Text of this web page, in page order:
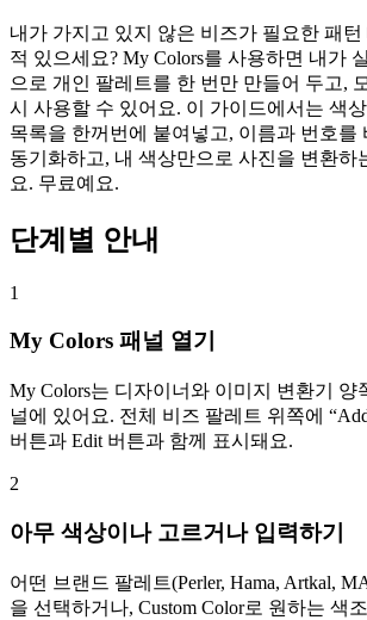
내가 가지고 있지 않은 비즈가 필요한 패턴
적 있으세요? My Colors를 사용하면 내가
으로 개인 팔레트를 한 번만 만들어 두고,
시 사용할 수 있어요. 이 가이드에서는 색
목록을 한꺼번에 붙여넣고, 이름과 번호를
동기화하고, 내 색상만으로 사진을 변환하
요. 무료예요.
단계별 안내
1
My Colors 패널 열기
My Colors는 디자이너와 이미지 변환기 양
널에 있어요. 전체 비즈 팔레트 위쪽에
버튼과 Edit 버튼과 함께 표시돼요.
2
아무 색상이나 고르거나 입력하기
어떤 브랜드 팔레트(Perler, Hama, Artkal,
을 선택하거나, Custom Color로 원하는 색